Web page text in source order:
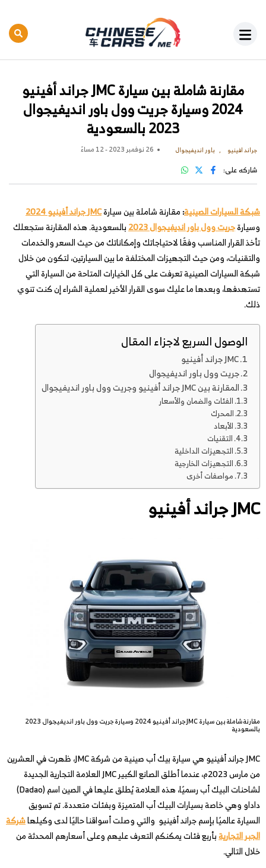
مقارنة شاملة بين سيارة JMC جراند أفينيو
2024 وسيارة جريت وول باور انديفيجوال
2023 بالسعودية
جراند افينيو باور انديفيجوال 26 نوفمبر 2023 - 12 مساءً
شاركه على:
شبكة السيارات الصينية:مقارنة شاملة بين سيارةJMC جراند أفينيو 2024
وسيارةجريت وول باور انديفيجوال 2023
بالسعودية. هذه المقارنة ستجعلك
تأخذ القرار المناسب وفقًا لاحتياجاتك وإمكاناتك من حيث السعر والخدمات
والتقنيات، ومن حيث التجهيزات المختلفة ما بين السيارتين، لتكون من خلال
شبكة السيارات الصينية تعرفت على كل الخيارات المتاحة من السيارة التي
تستهدفها، وبعدها ما عليك سوى القرار الأخير لعملية الشراء إن كنت تنوي
ذلك.
الوصول السريع لاجزاء المقال
JMC جراند أفينيو
جريت وول باور انديفيجوال
المقارنة بين JMC جراند أفينيو وجريت وول باور انديفيجوال
الفئات والضمان والأسعار
المحرك
الأبعاد
التقنيات
التجهيزات الداخلية
التجهيزات الخارجية
مواصفات أخرى
JMC جراند أفينيو
مقارنة شاملة بين سيارة JMC جراند أفينيو 2024 وسيارة جريت وول باور انديفيجوال 2023
بالسعودية
JMC جراند أفينيو هي سيارة بيك أب صينية من شركة JMC، ظهرت في العشرين
من مارس 2023م، عندما أطلق الصانع الكبير JMC العلامة التجارية الجديدة
لشاحنات البيك أب رسميًا، هذه العلامة يُطلق عليها في الصين اسم (Dadao)
داداو وهي خاصة بسيارات البيك أب المتميزة وبفئات متعددة. تم تسويق
السيارة عالميًا بإسم جراند أفينيو والتي وصلت أسواقنا حاليًا لدى وكيلهاشركة
الجبر التجاريةبأربع فئات يمكنكم التعرف عليهم وعلى أسعارهم المحدثة من
خلال التالي.